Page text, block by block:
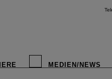
MEDIEN/NEWS